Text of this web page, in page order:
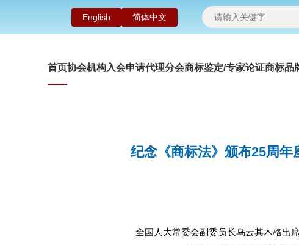
English 简体中文
首页协会机构入会申请代理分会商标鉴定/专家论证商标品
纪念《商标法》颁布25周年
全国人大常委会副委员长乌云其木格出